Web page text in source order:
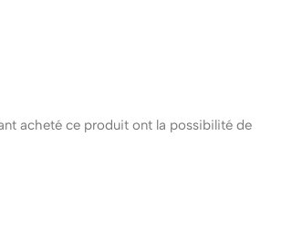
acheté ce produit ont la possibilité de